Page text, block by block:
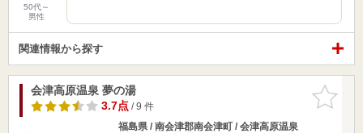
50代～
男性
関連情報から探す
お気に入
りに追加
会津高原温泉 夢の湯
3.7点/ 9 件
福島県 / 南会津郡南会津町 / 会津高原温泉